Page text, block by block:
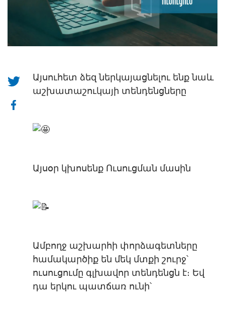
Այսուհետ ձեզ ներկայացնելու ենք նաև
աշխատաշուկայի տենդենցները
Այսօր կխոսենք Ուսուցման մասին
Ամբողջ աշխարհի փորձագետները
համակարծիք են մեկ մտքի շուրջ՝
ուսուցումը գլխավոր տենդենցն է։ Եվ
դա երկու պատճառ ունի՝